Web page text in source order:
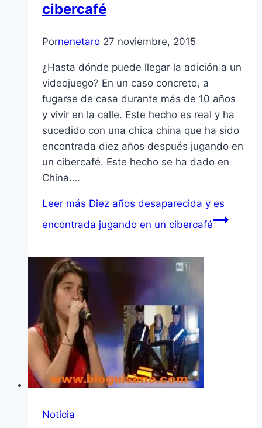
cibercafé
Pornenetaro 27 noviembre, 2015
¿Hasta dónde puede llegar la adición a un
videojuego? En un caso concreto, a
fugarse de casa durante más de 10 años
y vivir en la calle. Este hecho es real y ha
sucedido con una chica china que ha sido
encontrada diez años después jugando en
un cibercafé. Este hecho se ha dado en
China….
Leer más Diez años desaparecida y es
encontrada jugando en un cibercafé
Noticia